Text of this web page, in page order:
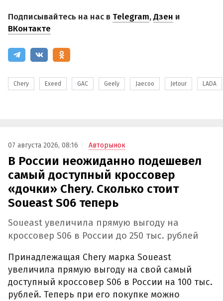
Подписывайтесь на нас в Telegram,Дзен и
ВКонтакте
Chery Exeed GAC Geely Jaecoo Jetour LADA
07 августа 2026, 08:16 Авторынок
В России неожиданно подешевел
самый доступный кроссовер
«дочки» Chery. Сколько стоит
Soueast S06 теперь
Soueast увеличила прямую выгоду на
кроссовер S06 в России до 250 тыс. рублей
Принадлежащая Chery марка Soueast
увеличила прямую выгоду на свой самый
доступный кроссовер S06 в России на 100 тыс.
рублей. Теперь при его покупке можно